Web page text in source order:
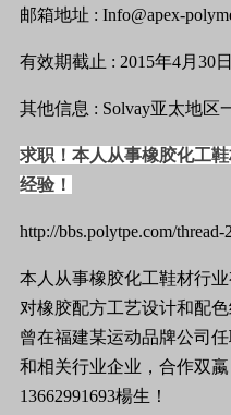
邮箱地址 : Info@apex-
有效期截止 : 2015年4月 30日
其他信息 : Solvay亚太地区
求职！本人从事橡胶化工
经验！
http://bbs.polytpe.com/thread-
本人从事橡胶化工鞋材行业
对橡胶配方工艺设计和配
曾在福建某运动品牌公司
和相关行业企业，合作双蠃
13662991693楊生！